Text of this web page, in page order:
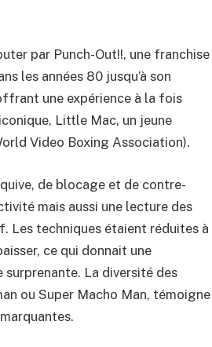
par Punch-Out!!, une franchise
les années 80 jusqu’à son
une expérience à la fois
Little Mac, un jeune
Video Boxing Association).
de blocage et de contre-
mais aussi une lecture des
Les techniques étaient réduites à
ce qui donnait une
La diversité des
ou Super Macho Man, témoigne